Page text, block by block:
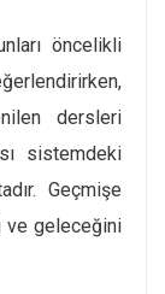
öncelikli
dersleri
sistemdeki
Geçmişe
ve geleceğini